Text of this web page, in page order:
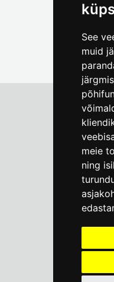
See
muid
meie
ning
E-R kell